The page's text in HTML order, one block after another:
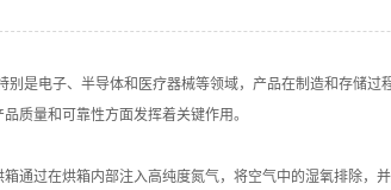
是电子、半导体和医疗器械等领域，产品在制造和存储过
质量和可靠性方面发挥着关键作用。
过在烘箱内部注入高纯度氮气，将空气中的湿氧排除，